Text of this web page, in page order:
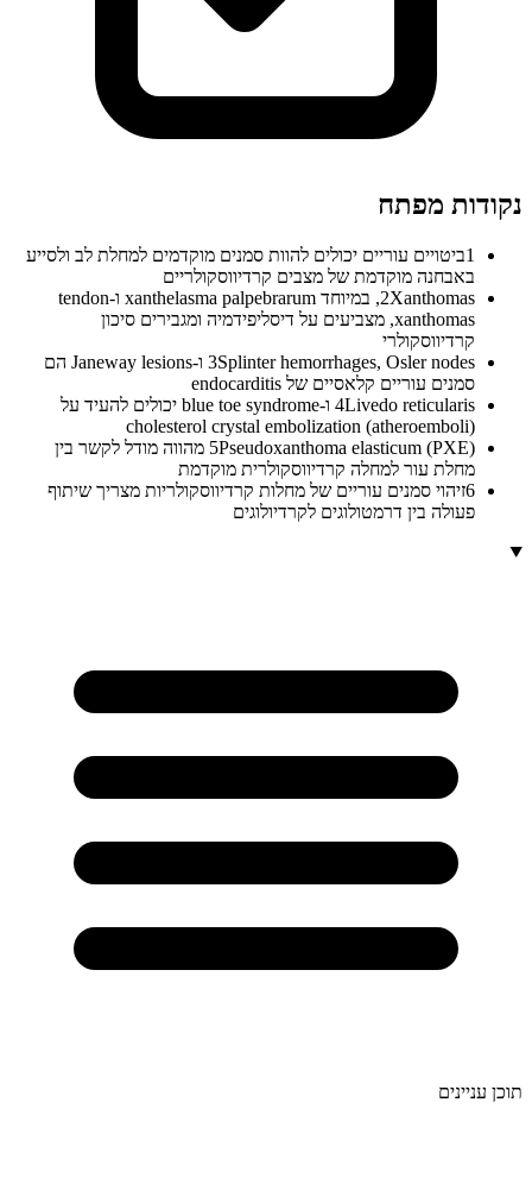
נקודות מפתח
1ביטויים עוריים יכולים להוות סמנים מוקדמים למחלת לב ולסייע
באבחנה מוקדמת של מצבים קרדיווסקולריים
2
Xanthomas, במיוחד xanthelasma palpebrarum ו-tendon
xanthomas, מצביעים על דיסליפידמיה ומגבירים סיכון
קרדיווסקולרי
3
Splinter hemorrhages, Osler nodes ו-Janeway lesions הם
סמנים עוריים קלאסיים של endocarditis
4
Livedo reticularis ו-blue toe syndrome יכולים להעיד על
cholesterol crystal embolization (atheroemboli)
5 Pseudoxanthoma elasticum (PXE) מהווה מודל לקשר בין
מחלת עור למחלה קרדיווסקולרית מוקדמת
6זיהוי סמנים עוריים של מחלות קרדיווסקולריות מצריך שיתוף
פעולה בין דרמטולוגים לקרדיולוגים
תוכן עניינים